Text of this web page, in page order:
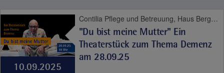
10.09.2025
Contilia Pflege und Betreuung, Haus Berge Quartier, Altersmedizin, Contilia, Pflege
"Du bist meine Mutter" Ein
Theaterstück zum Thema Demenz
am 28.09.25